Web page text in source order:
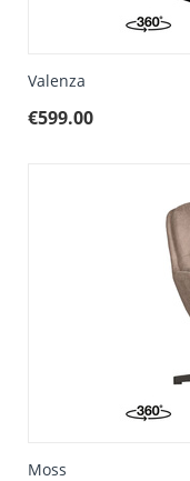
Valenza
€599.00
Moss